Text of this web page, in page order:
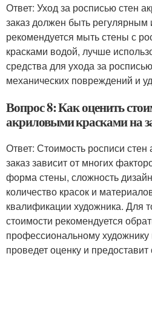
Ответ: Уход за росписью стен
заказ должен быть
рекомендуется мыть стены с
красками водой, лучше
средства для ухода за
механических повреждений и
Вопрос 8: Как оценить
акриловыми красками на
Ответ: Стоимость росписи
заказ зависит от многих
форма стены, сложность
количество красок и
квалификации художника. Для
стоимости рекомендуется
профессиональному
проведет оценку и